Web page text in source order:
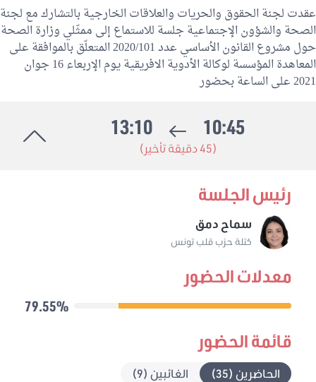
عقدت لجنة الحقوق والحريات والعلاقات الخارجية بالتشارك مع لجنة
الصحة والشؤون الإجتماعية جلسة للاستماع إلى ممثّلي وزارة الصحة
حول مشروع القانون الأساسي عدد 2020/101 المتعلّق بالموافقة على
المعاهدة المؤسسة لوكالة الأدوية الافريقية يوم الإربعاء 16 جوان
2021 على الساعة بحضور
10:45
13:10
(45 دقيقة تأخير)
رئيس الجلسة
سماح دمق
كتلة حزب قلب تونس
معدلات الحضور
79.55%
قائمة الحضور
الحاضرين (35) الغائبين (9)